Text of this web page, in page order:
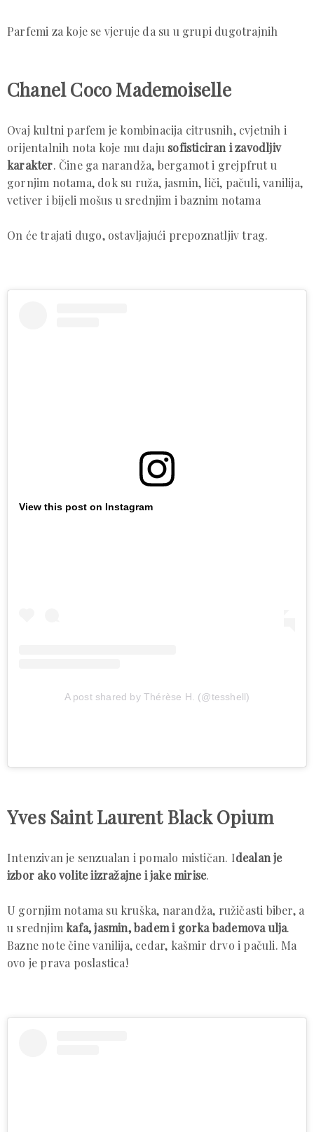
Parfemi za koje se vjeruje da su u grupi dugotrajnih
Chanel Coco Mademoiselle
Ovaj kultni parfem je kombinacija citrusnih, cvjetnih i
orijentalnih nota koje mu daju sofisticiran i zavodljiv
karakter. Čine ga narandža, bergamot i grejpfrut u
gornjim notama, dok su ruža, jasmin, liči, pačuli, vanilija,
vetiver i bijeli mošus u srednjim i baznim notama
On će trajati dugo, ostavljajući prepoznatljiv trag.
View this post on Instagram
A post shared by Thérèse H. (@tesshell)
Yves Saint Laurent Black Opium
Intenzivan je senzualan i pomalo mističan. Idealan je
izbor ako volite iizražajne i jake mirise.
U gornjim notama su kruška, narandža, ružičasti biber, a
u srednjimkafa, jasmin, badem i gorka bademova ulja.
Bazne note čine vanilija, cedar, kašmir drvo i pačuli. Ma
ovo je prava poslastica!